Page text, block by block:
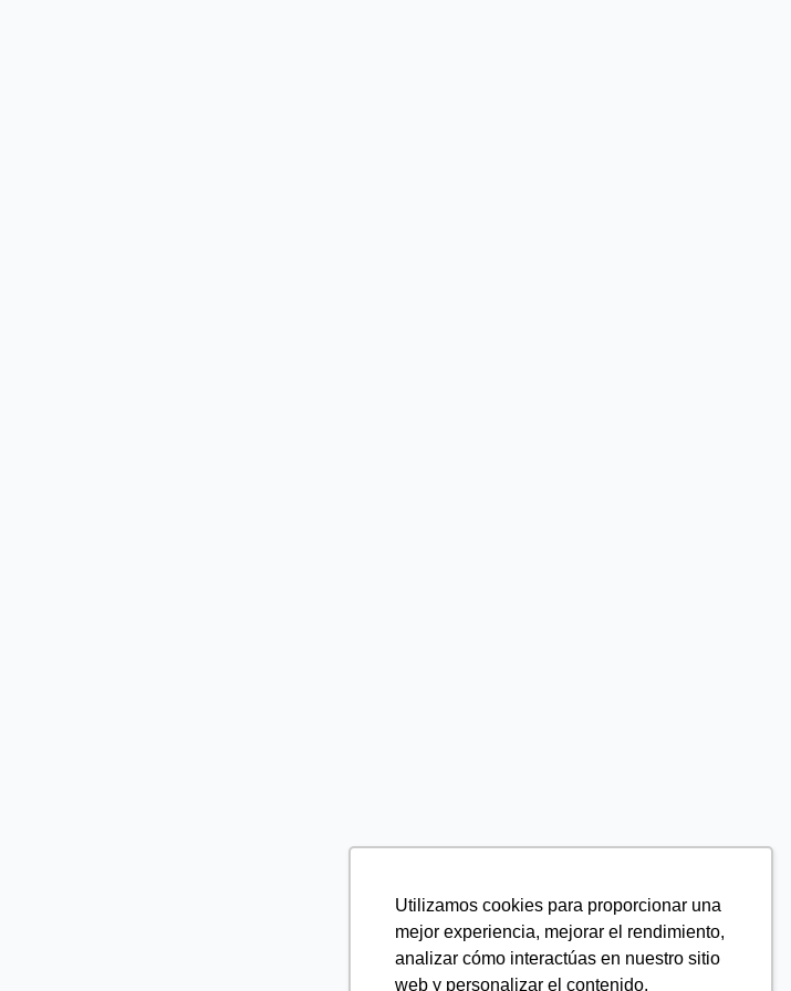
Utilizamos cookies para proporcionar una
mejor experiencia, mejorar el rendimiento,
analizar cómo interactúas en nuestro sitio
web y personalizar el contenido.